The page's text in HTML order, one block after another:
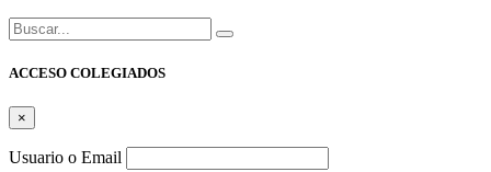
Buscar:
ACCESO COLEGIADOS
×
Usuario o Email